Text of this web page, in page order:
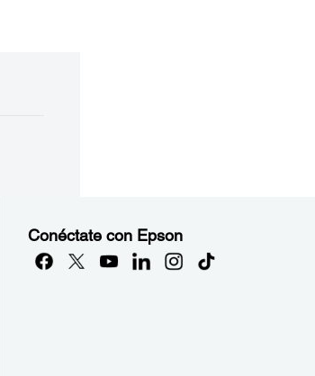
Conéctate con Epson